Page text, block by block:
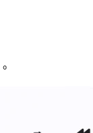
。